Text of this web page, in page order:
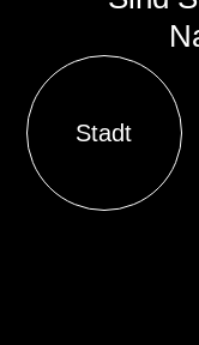
Stadt